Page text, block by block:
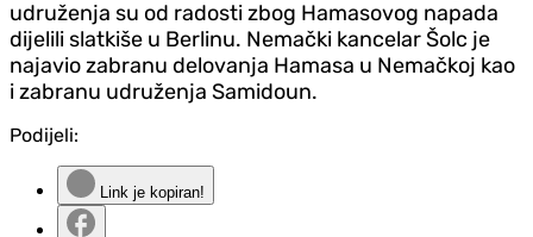
udruženja su od radosti zbog Hamasovog napada
dijelili slatkiše u Berlinu. Nemački kancelar Šolc je
najavio zabranu delovanja Hamasa u Nemačkoj kao
i zabranu udruženja Samidoun.
Podijeli:
Link je kopiran!